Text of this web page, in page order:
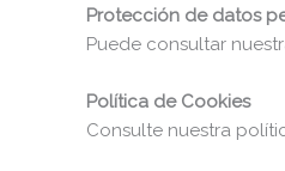
Protección de datos
Puede consultar
Política de Cookies
Consulte nuestra